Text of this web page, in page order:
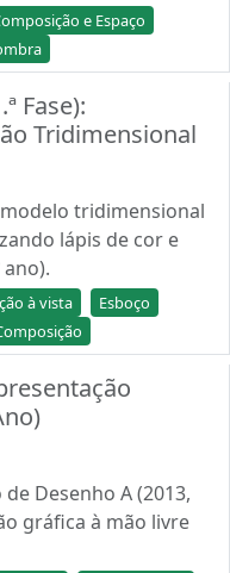
e Espaço
Fase):
Tridimensional
tridimensional
lápis de cor e
à vista
Esboço
Desenho A (2013,
gráfica à mão livre